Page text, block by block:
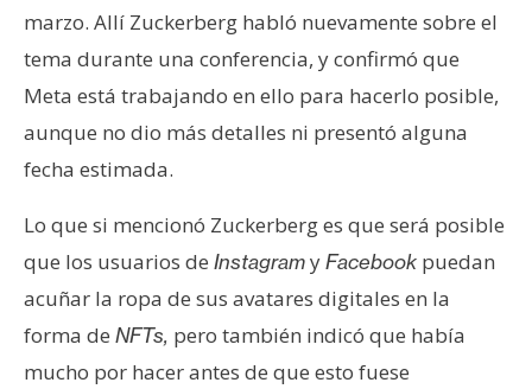
A
n
á
l
i
s
s
N
o
t
marzo. Allí Zuckerberg habló nuevamente sobre el
tema durante una conferencia, y confirmó que
Meta está trabajando en ello para hacerlo posible,
aunque no dio más detalles ni presentó alguna
fecha estimada.
Lo que si mencionó Zuckerberg es que será posible
que los usuarios de InstagramyFacebook puedan
acuñar la ropa de sus avatares digitales en la
forma de NFTs, pero también indicó que había
mucho por hacer antes de que esto fuese